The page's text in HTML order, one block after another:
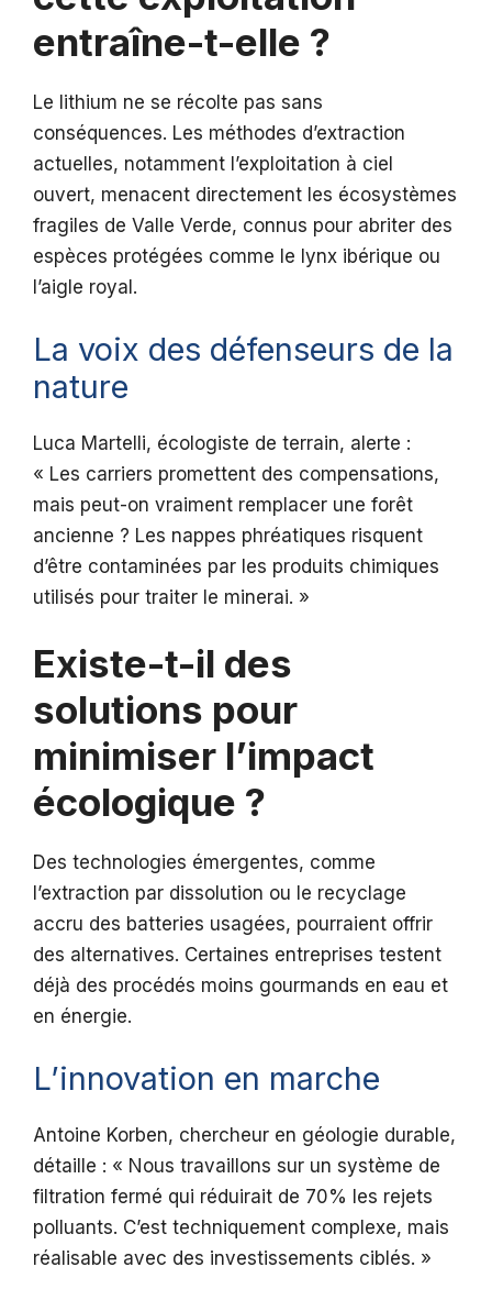
entraîne-t-elle ?
Le lithium ne se récolte pas sans
conséquences. Les méthodes d’extraction
actuelles, notamment l’exploitation à ciel
ouvert, menacent directement les écosystèmes
fragiles de Valle Verde, connus pour abriter des
espèces protégées comme le lynx ibérique ou
l’aigle royal.
La voix des défenseurs de la
nature
Luca Martelli, écologiste de terrain, alerte :
« Les carriers promettent des compensations,
mais peut-on vraiment remplacer une forêt
ancienne ? Les nappes phréatiques risquent
d’être contaminées par les produits chimiques
utilisés pour traiter le minerai. »
Existe-t-il des
solutions pour
minimiser l’impact
écologique ?
Des technologies émergentes, comme
l’extraction par dissolution ou le recyclage
accru des batteries usagées, pourraient offrir
des alternatives. Certaines entreprises testent
déjà des procédés moins gourmands en eau et
en énergie.
L’innovation en marche
Antoine Korben, chercheur en géologie durable,
détaille : « Nous travaillons sur un système de
filtration fermé qui réduirait de 70% les rejets
polluants. C’est techniquement complexe, mais
réalisable avec des investissements ciblés. »